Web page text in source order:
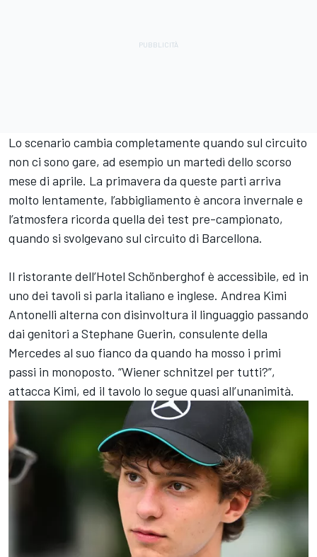
Lo scenario cambia completamente quando sul circuito
non ci sono gare, ad esempio un martedì dello scorso
mese di aprile. La primavera da queste parti arriva
molto lentamente, l’abbigliamento è ancora invernale e
l’atmosfera ricorda quella dei test pre-campionato,
quando si svolgevano sul circuito di Barcellona.
Il ristorante dell’Hotel Schönberghof è accessibile, ed in
uno dei tavoli si parla italiano e inglese. Andrea Kimi
Antonelli alterna con disinvoltura il linguaggio passando
dai genitori a Stephane Guerin, consulente della
Mercedes al suo fianco da quando ha mosso i primi
passi in monoposto. “Wiener schnitzel per tutti?”,
attacca Kimi, ed il tavolo lo segue quasi all’unanimità.